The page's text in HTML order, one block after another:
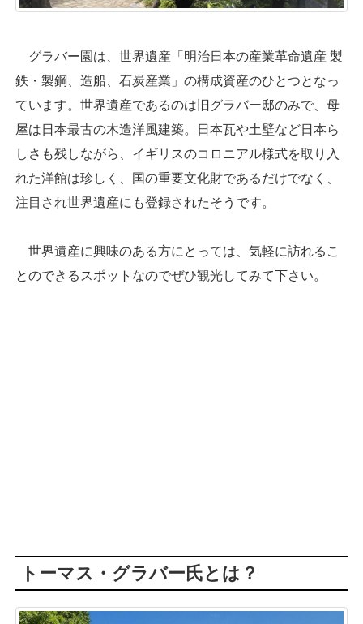
グラバー園は、世界遺産「明治日本の産業革命遺産 製
鉄・製鋼、造船、石炭産業」の構成資産のひとつとなっ
ています。世界遺産であるのは旧グラバー邸のみで、母
屋は日本最古の木造洋風建築。日本瓦や土壁など日本ら
しさも残しながら、イギリスのコロニアル様式を取り入
れた洋館は珍しく、国の重要文化財であるだけでなく、
注目され世界遺産にも登録されたそうです。
世界遺産に興味のある方にとっては、気軽に訪れるこ
とのできるスポットなのでぜひ観光してみて下さい。
トーマス・グラバー氏とは？